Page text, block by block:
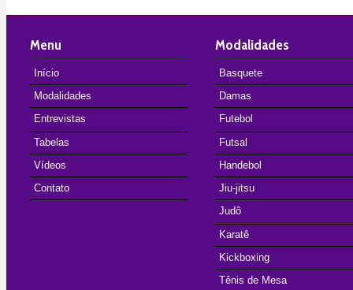
Menu
Início
Modalidades
Entrevistas
Tabelas
Vídeos
Contato
Modalidades
Basquete
Damas
Futebol
Futsal
Handebol
Jiu-jitsu
Judô
Karatê
Kickboxing
Tênis de Mesa